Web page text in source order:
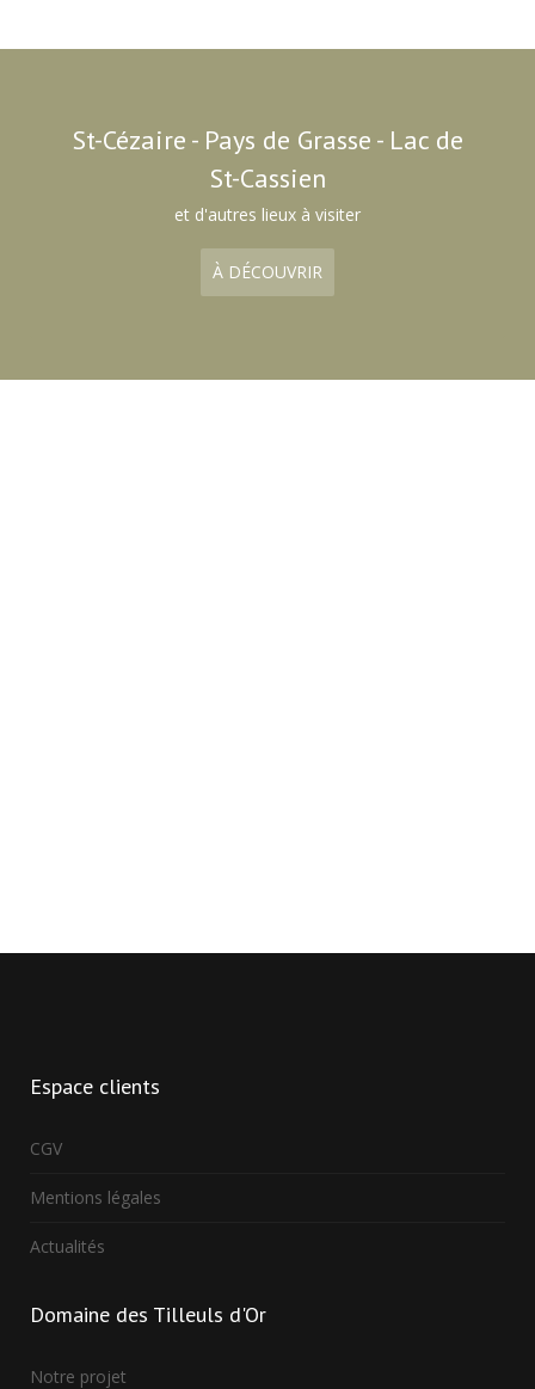
St-Cézaire - Pays de Grasse - Lac de
St-Cassien
et d'autres lieux à visiter
À DÉCOUVRIR
Espace clients
CGV
Mentions légales
Actualités
Domaine des Tilleuls d'Or
Notre projet